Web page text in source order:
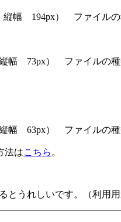
幅 194px） ファイル
幅 73px） ファイルの
幅 63px） ファイルの
法はこちら 。
うれしいです。（利用